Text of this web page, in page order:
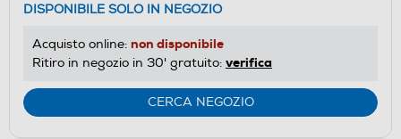
DISPONIBILE SOLO IN NEGOZIO
Acquisto online: non disponibile
Ritiro in negozio in 30' gratuito: verifica
CERCA NEGOZIO